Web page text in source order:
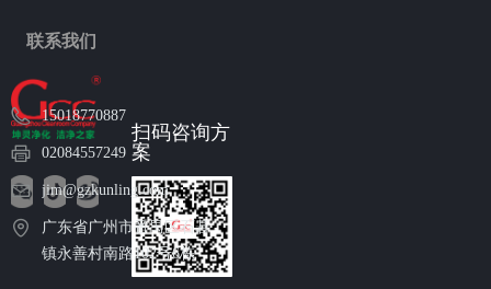
扫码咨询方
案
15018770887
02084557249
jim@gzkunling.com
广东省广州市番禺区石碁
镇永善村南路102号6栋
联系我们